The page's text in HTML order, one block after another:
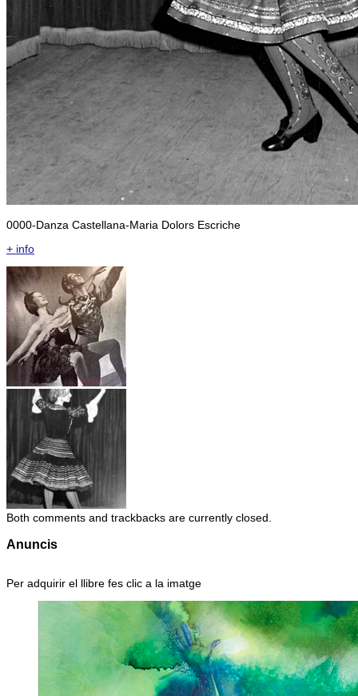
0000-Danza Castellana-Maria Dolors Escriche
+ info
Both comments and trackbacks are currently closed.
Anuncis
Per adquirir el llibre fes clic a la imatge